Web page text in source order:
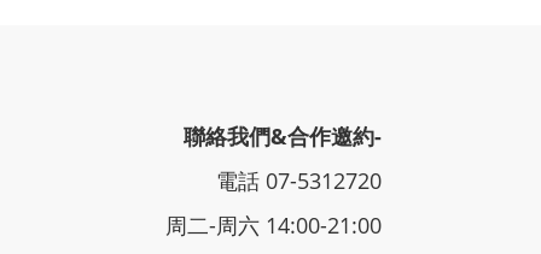
聯絡我們&合作邀約-
電話 07-5312720
周二-周六 14:00-21:00